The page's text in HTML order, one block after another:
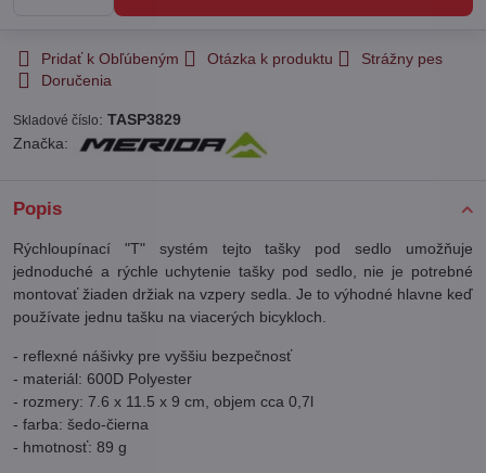
Pridať k Obľúbeným Otázka k produktu
Strážny pes
Doručenia
Skladové číslo: TASP3829
Značka:
Popis
Rýchloupínací "T" systém tejto tašky pod sedlo umožňuje
jednoduché a rýchle uchytenie tašky pod sedlo, nie je potrebné
montovať žiaden držiak na vzpery sedla. Je to výhodné hlavne keď
používate jednu tašku na viacerých bicykloch.
- reflexné nášivky pre vyššiu bezpečnosť
- materiál: 600D Polyester
- rozmery: 7.6 x 11.5 x 9 cm, objem cca 0,7l
- farba: šedo-čierna
- hmotnosť: 89 g